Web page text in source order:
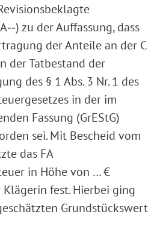
zu der Auffassung, dass
der Anteile an der C
der Tatbestand der
des § 1 Abs. 3 Nr. 1 des
in der im
Fassung (GrEStG)
sei. Mit Bescheid vom
das FA
in Höhe von … €
fest. Hierbei ging
Grundstückswert